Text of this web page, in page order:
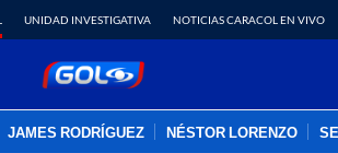
UNIDAD INVESTIGATIVA NOTICIAS CARACOL EN VIVO
JAMES RODRÍGUEZ NÉSTOR LORENZO